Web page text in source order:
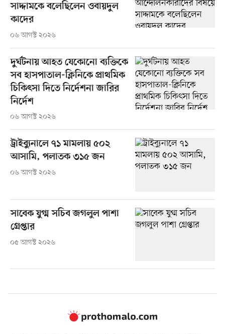
সাদ্দামকে বলেছিলেন ওবায়দুল
কাদের
০৬ আগস্ট ২০২৬
দুর্ঘটনায় আহত যেকোনো ব্যক্তিকে
সব হাসপাতাল-ক্লিনিকে প্রাথমিক
চিকিৎসা দিতে নির্দেশনা জারির
নির্দেশ
০৬ আগস্ট ২০২৬
ট্রাইব্যুনালে ৭১ মামলায় ৫০২
আসামি, পলাতক ৩১৫ জন
০৬ আগস্ট ২০২৬
সাবেক যুগ্ম সচিব জগলুল পাশা
গ্রেপ্তার
০৫ আগস্ট ২০২৬